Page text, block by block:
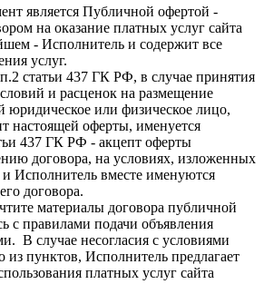
является Публичной офертой -
на оказание платных услуг сайта
- Исполнитель и содержит все
услуг.
статьи 437 ГК РФ, в случае принятия
и расценок на размещение
юридическое или физическое лицо,
настоящей оферты, именуется
437 ГК РФ - акцепт оферты
договора, на условиях, изложенных
и Исполнитель вместе именуются
договора.
материалы договора публичной
с правилами подачи объявления
В случае несогласия с условиями
из пунктов, Исполнитель предлагает
платных услуг сайта